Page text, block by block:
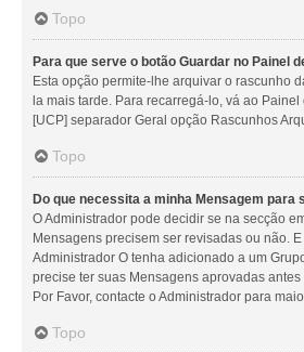
Topo
Para que serve o botão Guardar no Painel
Esta opção permite-lhe arquivar o rascunho
la mais tarde. Para recarregá-lo, vá ao
[UCP] separador Geral opção Rascunhos
Topo
Do que necessita a minha Mensagem para
O Administrador pode decidir se na secção
Mensagens precisem ser revisadas ou não.
Administrador O tenha adicionado a um
precise ter suas Mensagens aprovadas
Por Favor, contacte o Administrador para
Topo